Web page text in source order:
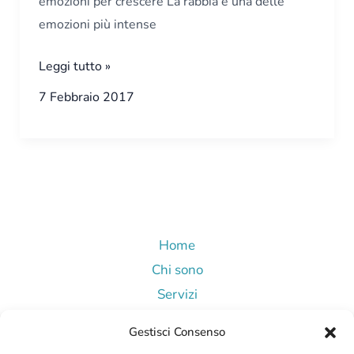
Gestisci Consenso
emozioni più intense
Leggi tutto »
7 Febbraio 2017
Home
Chi sono
Servizi